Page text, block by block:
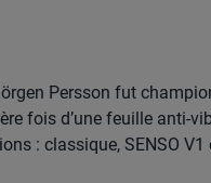
Persson fut
fois d’une feuille anti-
: classique, SENSO V1